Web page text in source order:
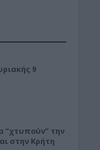
9
“χτυπούν” την
στην Κρήτη